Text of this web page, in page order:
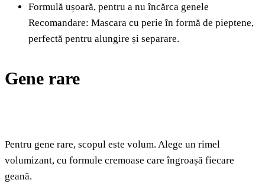
Formulă ușoară, pentru a nu încărca genele
Recomandare: Mascara cu perie în formă de pieptene,
perfectă pentru alungire și separare.
Gene rare
Pentru gene rare, scopul este volum. Alege un rimel
volumizant, cu formule cremoase care îngroașă fiecare
geană.